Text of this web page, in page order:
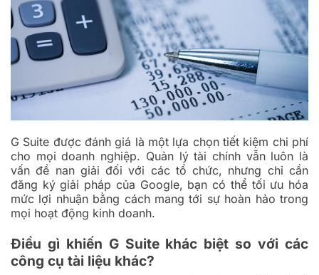
G Suite được đánh giá là một lựa chọn tiết kiệm chi phí
cho mọi doanh nghiệp. Quản lý tài chính vẫn luôn là
vấn đề nan giải đối với các tổ chức, nhưng chỉ cần
đăng ký giải pháp của Google, bạn có thể tối ưu hóa
mức lợi nhuận bằng cách mang tới sự hoàn hảo trong
mọi hoạt động kinh doanh.
Điều gì khiến G Suite khác biệt so với các
công cụ tài liệu khác?